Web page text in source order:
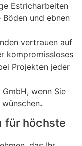
Estricharbeiten
und ebnen
vertrauen auf
kompromissloses
Projekten jeder
wenn Sie
für höchste